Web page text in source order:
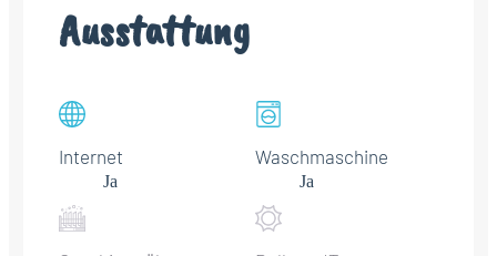
Ausstattung
Internet
Ja
Waschmaschine
Ja